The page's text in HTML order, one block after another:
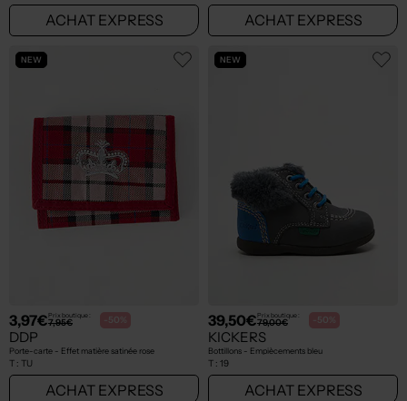
ACHAT EXPRESS ACHAT EXPRESS
NEW
3,97€Prix boutique :
7,95€ -50%
DDP
Porte-carte - Effet matière satinée rose
T : TU
ACHAT EXPRESS
NEW
39,50€Prix boutique :
79,00€ -50%
KICKERS
Bottillons - Empiècements bleu
T : 19
ACHAT EXPRESS